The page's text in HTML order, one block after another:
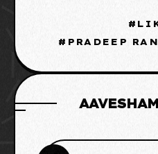
PRADEEP